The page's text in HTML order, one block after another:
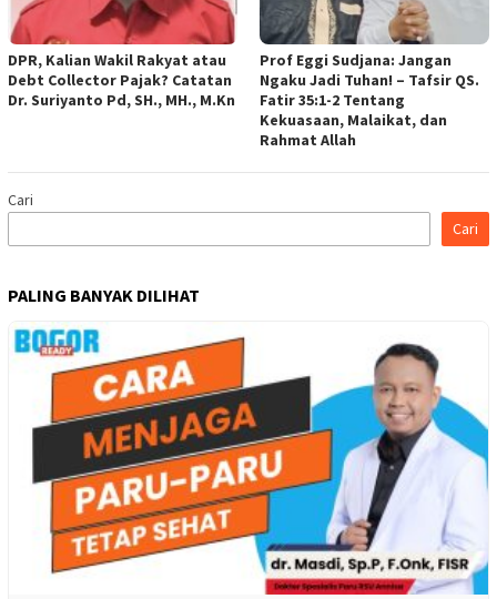
DPR, Kalian Wakil Rakyat atau
Debt Collector Pajak? Catatan
Dr. Suriyanto Pd, SH., MH., M.Kn
Prof Eggi Sudjana: Jangan
Ngaku Jadi Tuhan! – Tafsir QS.
Fatir 35:1-2 Tentang
Kekuasaan, Malaikat, dan
Rahmat Allah
Cari
Cari
PALING BANYAK DILIHAT